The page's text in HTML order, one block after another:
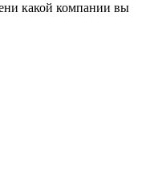
какой компании вы